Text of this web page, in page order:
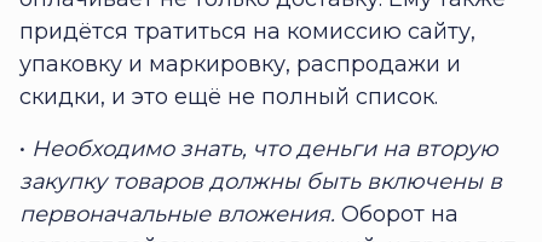
придётся тратиться на комиссию сайту,
упаковку и маркировку, распродажи и
скидки, и это ещё не полный список.
• Необходимо знать, что деньги на вторую
закупку товаров должны быть включены в
первоначальные вложения. Оборот на